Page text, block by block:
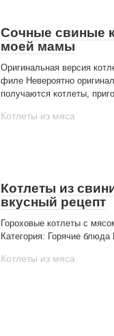
Сочные свиные
моей мамы
Оригинальная версия
филе Невероятно
получаются котлеты,
Котлеты из мяса
Котлеты из
вкусный рецепт
Гороховые котлеты с
Категория: Горячие
Котлеты из мяса